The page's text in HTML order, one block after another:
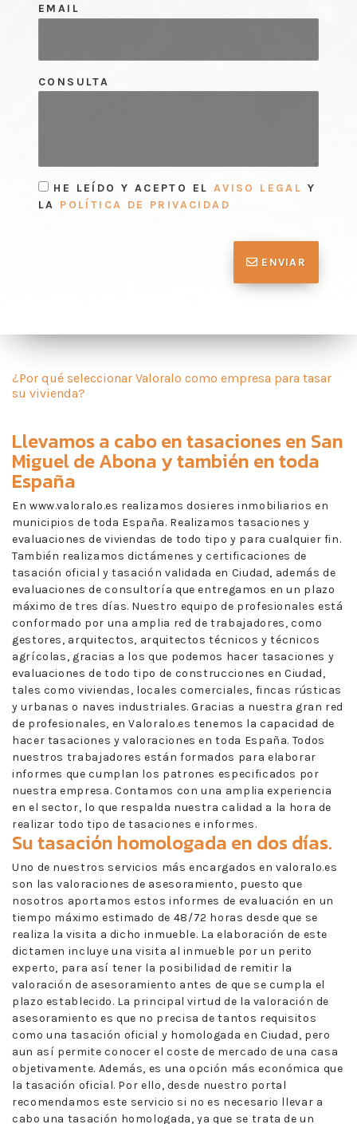
EMAIL
CONSULTA
HE LEÍDO Y ACEPTO EL AVISO LEGAL Y
LA POLÍTICA DE PRIVACIDAD
ENVIAR
¿Por qué seleccionar Valoralo como empresa para tasar
su vivienda?
Llevamos a cabo entasaciones en San
Miguel de Abona y también en toda
España
En www.valoralo.es realizamos dosieres inmobiliarios en
municipios de toda España. Realizamos tasaciones y
evaluaciones de viviendas de todo tipo y para cualquier fin.
También realizamos dictámenes y certificaciones de
tasación oficial y tasación validada en Ciudad, además de
evaluaciones de consultoría que entregamos en un plazo
máximo de tres días. Nuestro equipo de profesionales está
conformado por una amplia red de trabajadores, como
gestores, arquitectos, arquitectos técnicos y técnicos
agrícolas, gracias a los que podemos hacer tasaciones y
evaluaciones de todo tipo de construcciones en Ciudad,
tales como viviendas, locales comerciales, fincas rústicas
y urbanas o naves industriales. Gracias a nuestra gran red
de profesionales, en Valoralo.es tenemos la capacidad de
hacer tasaciones y valoraciones en toda España. Todos
nuestros trabajadores están formados para elaborar
informes que cumplan los patrones especificados por
nuestra empresa. Contamos con una amplia experiencia
en el sector, lo que respalda nuestra calidad a la hora de
realizar todo tipo de tasaciones e informes.
Su tasación homologada en dos días.
Uno de nuestros servicios más encargados en valoralo.es
son las valoraciones de asesoramiento, puesto que
nosotros aportamos estos informes de evaluación en un
tiempo máximo estimado de 48/72 horas desde que se
realiza la visita a dicho inmueble. La elaboración de este
dictamen incluye una visita al inmueble por un perito
experto, para así tener la posibilidad de remitir la
valoración de asesoramiento antes de que se cumpla el
plazo establecido. La principal virtud de la valoración de
asesoramiento es que no precisa de tantos requisitos
como una tasación oficial y homologada en Ciudad, pero
aun así permite conocer el coste de mercado de una casa
objetivamente. Además, es una opción más económica que
la tasación oficial. Por ello, desde nuestro portal
recomendamos este servicio si no es necesario llevar a
cabo una tasación homologada, ya que se trata de un